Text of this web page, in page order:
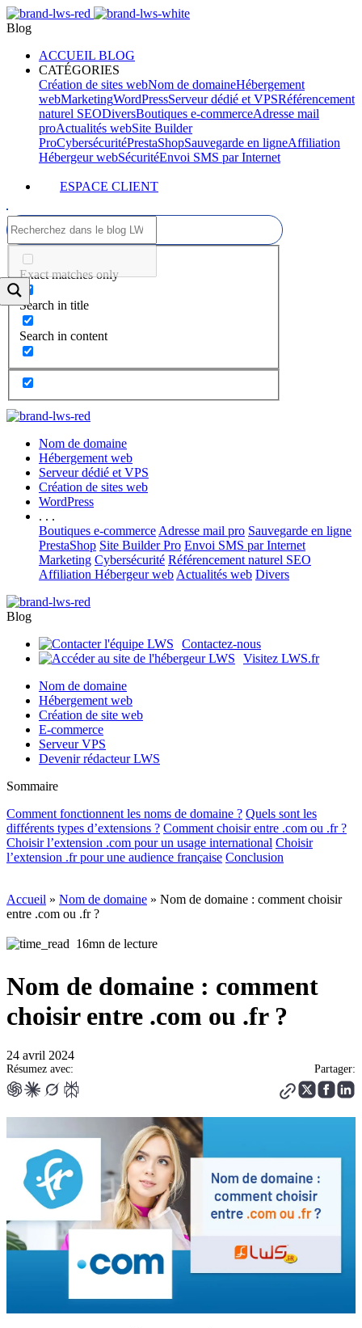
Blog
ACCUEIL BLOG
CATÉGORIES
Création de sites webNom de domaineHébergement
webMarketingWordPressServeur dédié et VPSRéférencement
naturel SEODiversBoutiques e-commerceAdresse mail
proActualités webSite Builder
ProCybersécuritéPrestaShopSauvegarde en ligneAffiliation
Hébergeur webSécuritéEnvoi SMS par Internet
ESPACE CLIENT
Exact matches only
Search in title
Search in content
Nom de domaine
Hébergement web
Serveur dédié et VPS
Création de sites web
WordPress
. . .
Boutiques e-commerce Adresse mail pro Sauvegarde en ligne
PrestaShop Site Builder Pro Envoi SMS par Internet
Marketing Cybersécurité Référencement naturel SEO
Affiliation Hébergeur web Actualités web Divers
Blog
Contactez-nous
Visitez LWS.fr
Nom de domaine
Hébergement web
Création de site web
E-commerce
Serveur VPS
Devenir rédacteur LWS
Sommaire
Comment fonctionnent les noms de domaine ? Quels sont les
différents types d’extensions ? Comment choisir entre .com ou .fr ?
Choisir l’extension .com pour un usage international Choisir
l’extension .fr pour une audience française Conclusion
Accueil » Nom de domaine » Nom de domaine : comment choisir
entre .com ou .fr ?
16mn de lecture
Nom de domaine : comment
choisir entre .com ou .fr ?
24 avril 2024
Résumez avec: Partager: